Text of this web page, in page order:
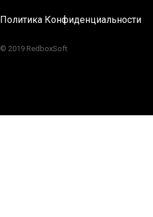
Политика Конфиденциальности
© 2019 RedboxSoft